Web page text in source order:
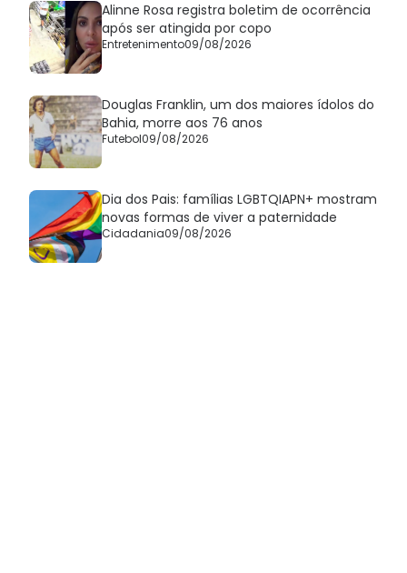
Alinne Rosa registra boletim de ocorrência
após ser atingida por copo
Entretenimento09/08/2026
Douglas Franklin, um dos maiores ídolos do
Bahia, morre aos 76 anos
Futebol09/08/2026
Dia dos Pais: famílias LGBTQIAPN+ mostram
novas formas de viver a paternidade
Cidadania09/08/2026